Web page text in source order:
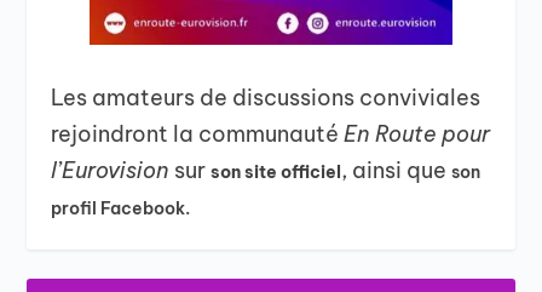
Les amateurs de discussions conviviales
rejoindront la communautéEn Route pour
l’Eurovision surson site officiel, ainsi queson
profil Facebook.